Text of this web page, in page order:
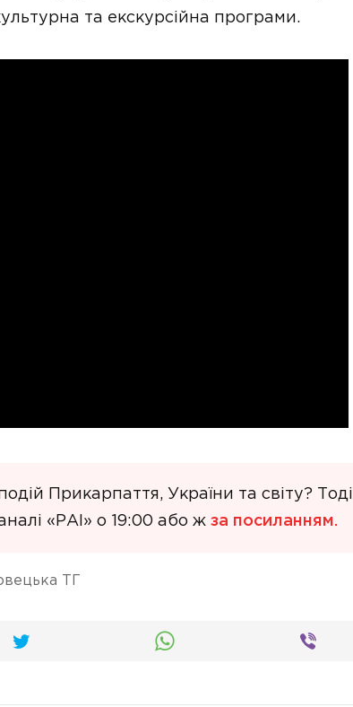
та екскурсійна програми.
Прикарпаття, України та світу? Тоді
«РАІ» о 19:00 або ж за посиланням.
ТГ